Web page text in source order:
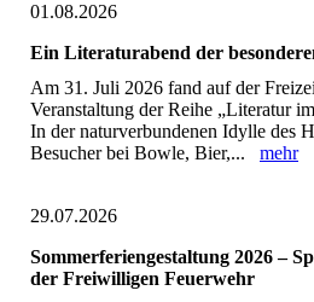
01.08.2026
Ein Literaturabend der
Am 31. Juli 2026 fand auf der
Veranstaltung der Reihe „Literatur
In der naturverbundenen Idylle des
Besucher bei Bowle, Bier,... mehr
29.07.2026
Sommerferiengestaltung 2026 –
der Freiwilligen Feuerwehr